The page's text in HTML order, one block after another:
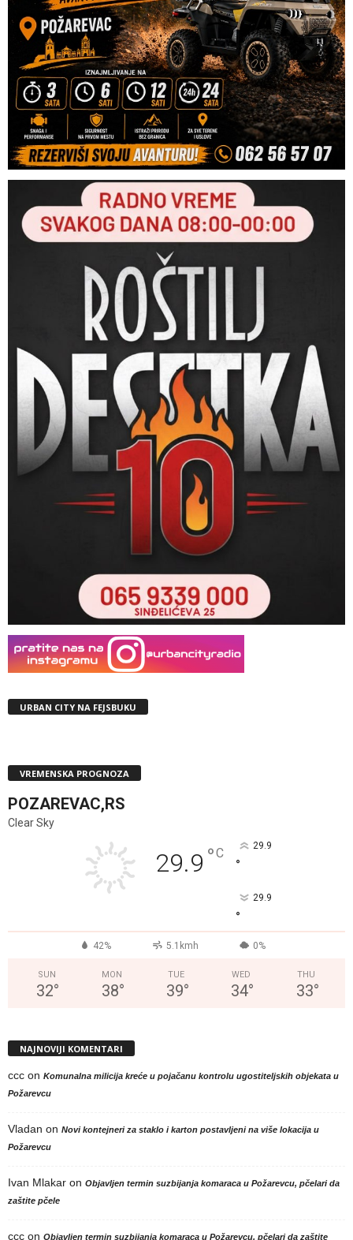
URBAN CITY NA FEJSBUKU
VREMENSKA PROGNOZA
POZAREVAC,RS
Clear Sky
29.9 °C 29.9
°
29.9
°
42% 5.1kmh 0%
SUN
32°
MON
38°
TUE
39°
WED
34°
THU
33°
NAJNOVIJI KOMENTARI
ccc on Komunalna milicija kreće u pojačanu kontrolu ugostiteljskih objekata u
Požarevcu
Vladan on Novi kontejneri za staklo i karton postavljeni na više lokacija u
Požarevcu
Ivan Mlakar on Objavljen termin suzbijanja komaraca u Požarevcu, pčelari da
zaštite pčele
ccc on Objavljen termin suzbijanja komaraca u Požarevcu, pčelari da zaštite